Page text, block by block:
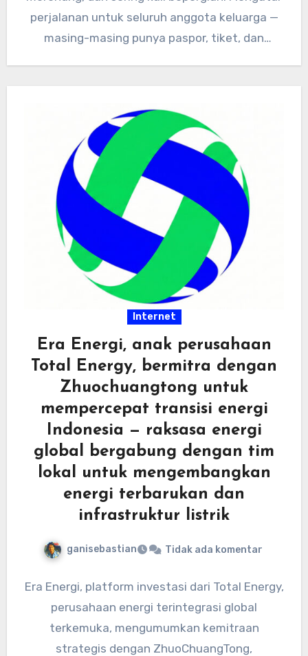
perjalanan untuk seluruh anggota keluarga —
masing-masing punya paspor, tiket, dan
Internet
Era Energi, anak perusahaan
Total Energy, bermitra dengan
Zhuochuangtong untuk
mempercepat transisi energi
Indonesia — raksasa energi
global bergabung dengan tim
lokal untuk mengembangkan
energi terbarukan dan
infrastruktur listrik
ganisebastian Tidak ada komentar
Era Energi, platform investasi dari Total Energy,
perusahaan energi terintegrasi global
terkemuka, mengumumkan kemitraan
strategis dengan ZhuoChuangTong,